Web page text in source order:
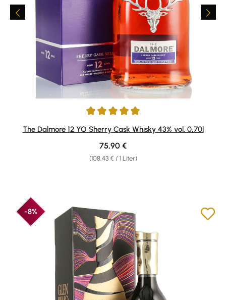
Durchschnittliche Bewertung von 5 von 5 Sternen
The Dalmore 12 YO Sherry Cask Whisky 43% vol. 0,70l
(108,43 € / 1 Liter)
Regulärer Preis:
75,90 €
-8%